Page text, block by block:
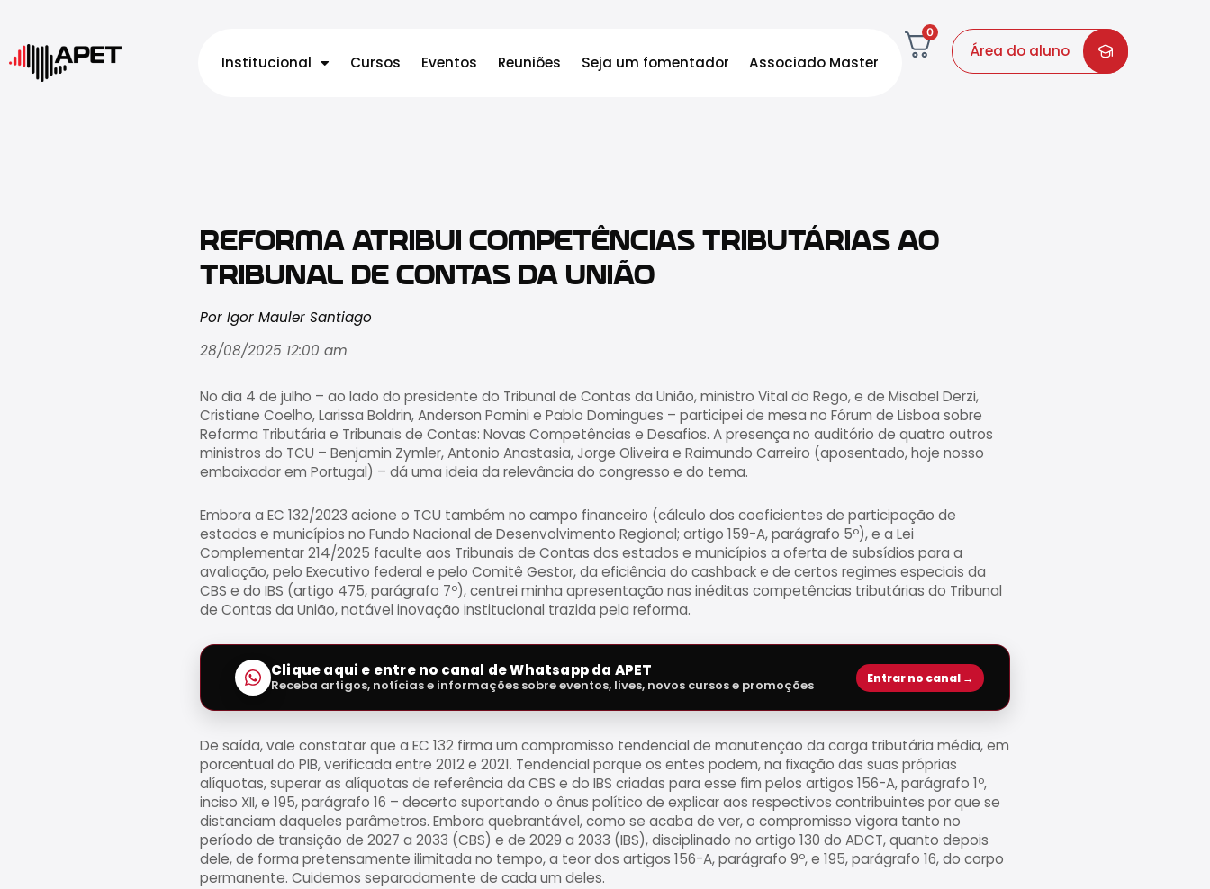
Institucional Cursos Eventos Reuniões Seja um fomentador Associado Master
0
Área do aluno
REFORMA ATRIBUI COMPETÊNCIAS TRIBUTÁRIAS AO
TRIBUNAL DE CONTAS DA UNIÃO
Por Igor Mauler Santiago
28/08/2025 12:00 am
No dia 4 de julho – ao lado do presidente do Tribunal de Contas da União, ministro Vital do Rego, e de Misabel Derzi,
Cristiane Coelho, Larissa Boldrin, Anderson Pomini e Pablo Domingues – participei de mesa no Fórum de Lisboa sobre
Reforma Tributária e Tribunais de Contas: Novas Competências e Desafios. A presença no auditório de quatro outros
ministros do TCU – Benjamin Zymler, Antonio Anastasia, Jorge Oliveira e Raimundo Carreiro (aposentado, hoje nosso
embaixador em Portugal) – dá uma ideia da relevância do congresso e do tema.
Embora a EC 132/2023 acione o TCU também no campo financeiro (cálculo dos coeficientes de participação de
estados e municípios no Fundo Nacional de Desenvolvimento Regional; artigo 159-A, parágrafo 5º), e a Lei
Complementar 214/2025 faculte aos Tribunais de Contas dos estados e municípios a oferta de subsídios para a
avaliação, pelo Executivo federal e pelo Comitê Gestor, da eficiência do cashback e de certos regimes especiais da
CBS e do IBS (artigo 475, parágrafo 7º), centrei minha apresentação nas inéditas competências tributárias do Tribunal
de Contas da União, notável inovação institucional trazida pela reforma.
Clique aqui e entre no canal de Whatsapp da APET
Receba artigos, notícias e informações sobre eventos, lives, novos cursos e promoções Entrar no canal →
De saída, vale constatar que a EC 132 firma um compromisso tendencial de manutenção da carga tributária média, em
porcentual do PIB, verificada entre 2012 e 2021. Tendencial porque os entes podem, na fixação das suas próprias
alíquotas, superar as alíquotas de referência da CBS e do IBS criadas para esse fim pelos artigos 156-A, parágrafo 1º,
inciso XII, e 195, parágrafo 16 – decerto suportando o ônus político de explicar aos respectivos contribuintes por que se
distanciam daqueles parâmetros. Embora quebrantável, como se acaba de ver, o compromisso vigora tanto no
período de transição de 2027 a 2033 (CBS) e de 2029 a 2033 (IBS), disciplinado no artigo 130 do ADCT, quanto depois
dele, de forma pretensamente ilimitada no tempo, a teor dos artigos 156-A, parágrafo 9º, e 195, parágrafo 16, do corpo
permanente. Cuidemos separadamente de cada um deles.